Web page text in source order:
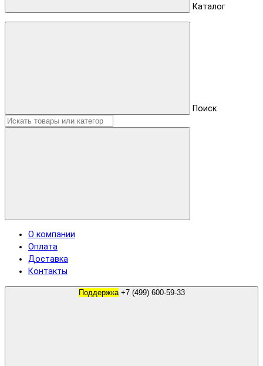
Каталог
Поиск
О компании
Оплата
Доставка
Контакты
Поддержка +7 (499) 600-59-33